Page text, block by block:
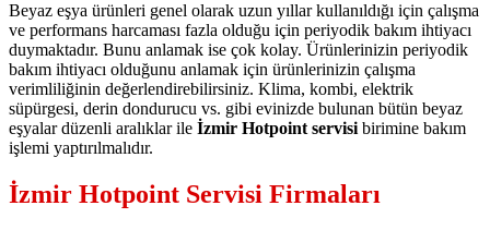
Beyaz eşya ürünleri genel olarak uzun yıllar kullanıldığı için çalışma
ve performans harcaması fazla olduğu için periyodik bakım ihtiyacı
duymaktadır. Bunu anlamak ise çok kolay. Ürünlerinizin periyodik
bakım ihtiyacı olduğunu anlamak için ürünlerinizin çalışma
verimliliğinin değerlendirebilirsiniz. Klima, kombi, elektrik
süpürgesi, derin dondurucu vs. gibi evinizde bulunan bütün beyaz
eşyalar düzenli aralıklar ile İzmir Hotpoint servisi birimine bakım
işlemi yaptırılmalıdır.
İzmir Hotpoint Servisi Firmaları